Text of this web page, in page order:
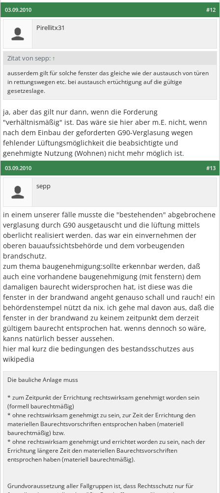
#12
03.09.2010
Pirellitx31
Zitat von sepp: ↑
ausserdem gilt für solche fenster das gleiche wie der austausch von türen
in rettungswegen etc. bei austausch ertüchtigung auf die gültige
gesetzeslage.
ja, aber das gilt nur dann, wenn die Forderung
"verhältnismäßig" ist. Das wäre sie hier aber m.E. nicht, wenn
nach dem Einbau der geforderten G90-Verglasung wegen
fehlender Lüftungsmöglichkeit die beabsichtigte und
genehmigte Nutzung (Wohnen) nicht mehr möglich ist.
#13
03.09.2010
sepp
in einem unserer fälle musste die "bestehenden" abgebrochene
verglasung durch G90 ausgetauscht und die lüftung mittels
oberlicht realisiert werden. das war ein einvernehmen der
oberen bauaufssichtsbehörde und dem vorbeugenden
brandschutz.
zum thema baugenehmigung:sollte erkennbar werden, daß
auch eine vorhandene baugenehmigung (mit fenstern) dem
damaligen baurecht widersprochen hat, ist diese was die
fenster in der brandwand angeht genauso schall und rauch! ein
behördenstempel nützt da nix. ich gehe mal davon aus, daß die
fenster in der brandwand zu keinem zeitpunkt dem derzeit
gültigem baurecht entsprochen hat. wenns dennoch so wäre,
kanns natürlich besser aussehen.
hier mal kurz die bedingungen des bestandsschutzes aus
wikipedia
Die bauliche Anlage muss
* zum Zeitpunkt der Errichtung rechtswirksam genehmigt worden sein
(formell baurechtmäßig)
* ohne rechtswirksam genehmigt zu sein, zur Zeit der Errichtung den
materiellen Baurechtsvorschriften entsprochen haben (materiell
baurechtmäßig) bzw.
* ohne rechtswirksam genehmigt und errichtet worden zu sein, nach der
Errichtung längere Zeit den materiellen Baurechtsvorschriften
entsprochen haben (materiell baurechtmäßig).
Grundvoraussetzung aller Fallgruppen ist, dass Rechtsschutz nur für